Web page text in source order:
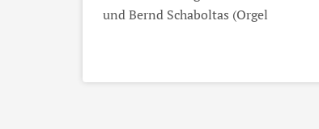
und Bernd Schaboltas (Orgel